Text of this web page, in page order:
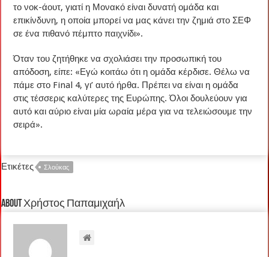
το νοκ-άουτ, γιατί η Μονακό είναι δυνατή ομάδα και
επικίνδυνη, η οποία μπορεί να μας κάνει την ζημιά στο ΣΕΦ
σε ένα πιθανό πέμπτο παιχνίδι».
Όταν του ζητήθηκε να σχολιάσει την προσωπική του
απόδοση, είπε: «Εγώ κοιτάω ότι η ομάδα κέρδισε. Θέλω να
πάμε στο Final 4, γι’ αυτό ήρθα. Πρέπει να είναι η ομάδα
στις τέσσερις καλύτερες της Ευρώπης. Όλοι δουλεύουν για
αυτό και αύριο είναι μία ωραία μέρα για να τελειώσουμε την
σειρά».
Ετικέτες Σλούκας
About Χρήστος Παπαμιχαήλ